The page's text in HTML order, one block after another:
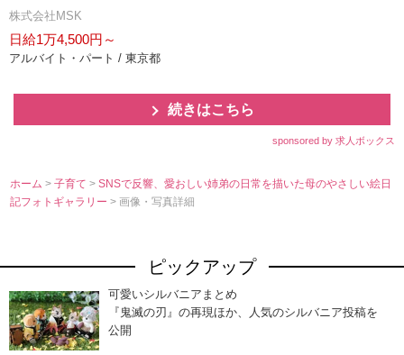
株式会社MSK
日給1万4,500円～
アルバイト・パート / 東京都
続きはこちら
sponsored by 求人ボックス
ホーム >子育て>SNSで反響、愛おしい姉弟の日常を描いた母のやさしい絵日
記フォトギャラリー> 画像・写真詳細
ピックアップ
可愛いシルバニアまとめ
『鬼滅の刃』の再現ほか、人気のシルバニア投稿を
公開